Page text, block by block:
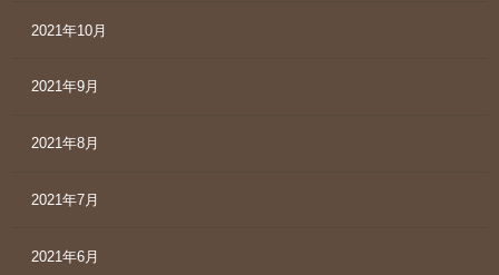
2021年10月
2021年9月
2021年8月
2021年7月
2021年6月